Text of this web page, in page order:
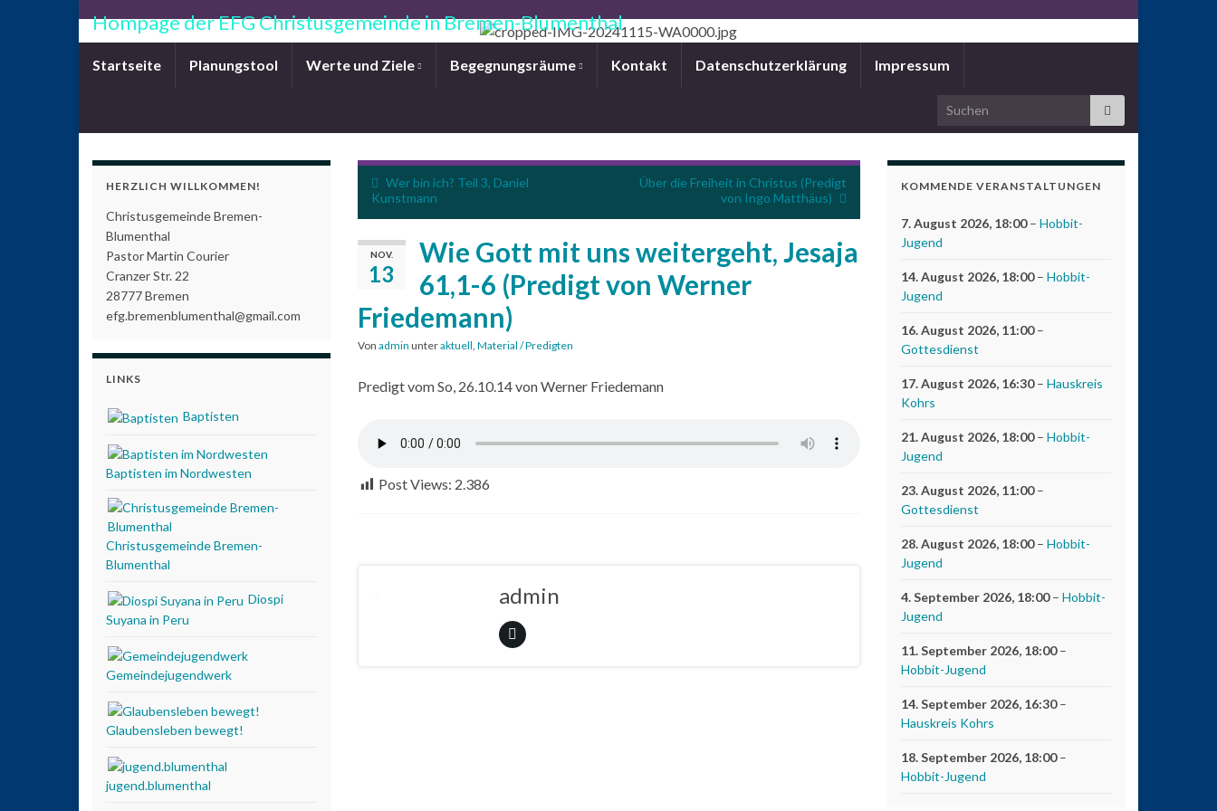
Hompage der EFG Christusgemeinde in Bremen-Blumenthal
Startseite Planungstool Werte und Ziele Begegnungsräume Kontakt Datenschutzerklärung Impressum
Search for:
Wer bin ich? Teil 3, Daniel
Kunstmann
Über die Freiheit in Christus (Predigt
von Ingo Matthäus)
NOV.
13
Wie Gott mit uns weitergeht, Jesaja
61,1-6 (Predigt von Werner
Friedemann)
Von admin unteraktuell Material / Predigten
Predigt vom So, 26.10.14 von Werner Friedemann
Post Views: 2.386
admin
HERZLICH WILLKOMMEN!
Christusgemeinde Bremen-
Blumenthal
Pastor Martin Courier
Cranzer Str. 22
28777 Bremen
efg.bremenblumenthal@gmail.com
LINKS
Baptisten
Baptisten im Nordwesten
Christusgemeinde Bremen-
Blumenthal
Diospi
Suyana in Peru
Gemeindejugendwerk
Glaubensleben bewegt!
jugend.blumenthal
KOMMENDE VERANSTALTUNGEN
7. August 2026, 18:00– Hobbit-
Jugend
14. August 2026, 18:00– Hobbit-
Jugend
16. August 2026, 11:00–
Gottesdienst
17. August 2026, 16:30– Hauskreis
Kohrs
21. August 2026, 18:00– Hobbit-
Jugend
23. August 2026, 11:00–
Gottesdienst
28. August 2026, 18:00– Hobbit-
Jugend
4. September 2026, 18:00– Hobbit-
Jugend
11. September 2026, 18:00–
Hobbit-Jugend
14. September 2026, 16:30–
Hauskreis Kohrs
18. September 2026, 18:00–
Hobbit-Jugend